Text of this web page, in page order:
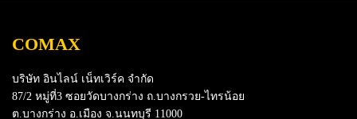
COMAX
บริษัท อินไลน์ เน็ทเวิร์ค จำกัด
87/2 หมู่ที่3 ซอยวัดบางกร่าง ถ.บางกรวย-ไทรน้อย
ต.บางกร่าง อ.เมือง จ.นนทบุรี 11000